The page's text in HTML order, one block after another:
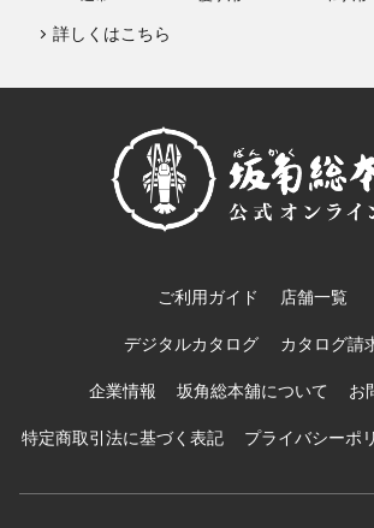
詳しくはこちら
ご利用ガイド 店舗一覧
デジタルカタログ カタログ請
企業情報 坂角総本舖について お
特定商取引法に基づく表記 プライバシーポ